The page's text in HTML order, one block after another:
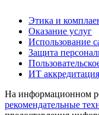
Этика и
Оказание услуг
Использование
Защита
ИТ аккредитация
На информационном
рекомендательные